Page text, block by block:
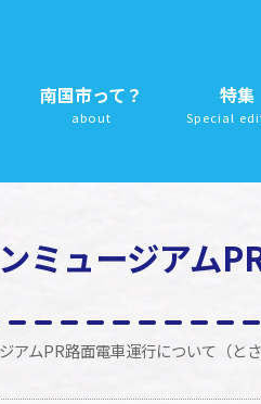
南国市って？
about
特集
Special
ミュージアム
アムPR路面電車運行について（とさ